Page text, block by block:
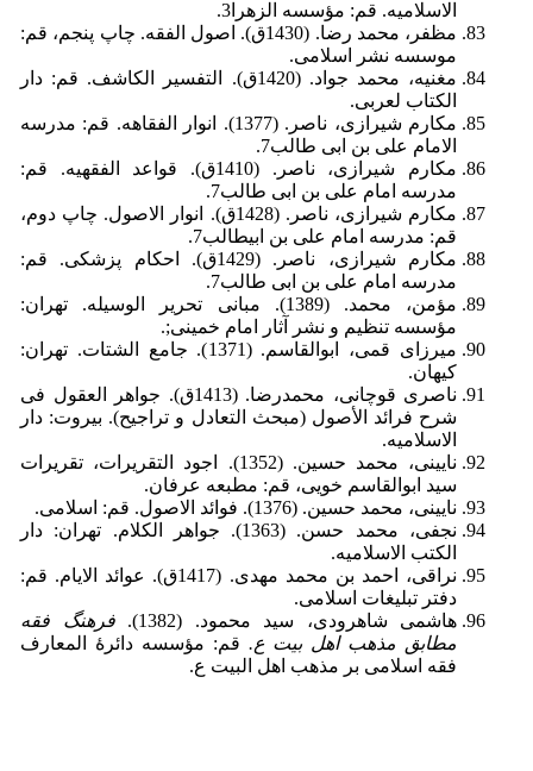
الاسلامیه. قم: مؤسسه الزهرا3.
مظفر، محمد رضا. (1430ق). اصول الفقه. چاپ پنجم، قم:
موسسه نشر اسلامی.
مغنیه، محمد جواد. (1420ق). التفسیر الکاشف. قم: دار
الکتاب لعربی.
مکارم شیرازی، ناصر. (1377). انوار الفقاهه. قم: مدرسه
الامام علی بن ابی طالب7.
مکارم شیرازی، ناصر. (1410ق). قواعد الفقهیه. قم:
مدرسه امام علی بن ابی طالب7.
مکارم شیرازی، ناصر. (1428ق). انوار الاصول. چاپ دوم،
قم: مدرسه امام علی بن ابیطالب7.
مکارم شیرازی، ناصر. (1429ق). احکام پزشکی. قم:
مدرسه امام علی بن ابی طالب7.
مؤمن، محمد. (1389). مبانی تحریر الوسیله. تهران:
مؤسسه تنظیم و نشر آثار امام خمینی;.
میرزای قمی، ابوالقاسم. (1371). جامع الشتات. تهران:
کیهان.
ناصرى قوچانى، محمدرضا. (1413ق). جواهر العقول فى
شرح فرائد الأصول (مبحث التعادل و تراجیح). بیروت: دار
الاسلامیه.
نایینی، محمد حسین. (1352). اجود التقریرات، تقریرات
سید ابوالقاسم خویی، قم: مطبعه عرفان.
نایینی، محمد حسین. (1376). فوائد الاصول. قم: اسلامی.
نجفی، محمد حسن. (1363). جواهر الکلام. تهران: دار
الکتب الاسلامیه.
نراقی، احمد بن محمد مهدی. (1417ق). عوائد الایام. قم:
دفتر تبلیغات اسلامی.
هاشمی شاهرودی، سید محمود. (1382).
فرهنگ فقه
مطابق مذهب اهل بیت ع. قم: مؤسسه دائرۀ المعارف
فقه اسلامی بر مذهب اهل البیت ع.